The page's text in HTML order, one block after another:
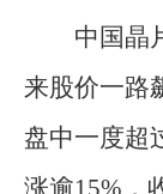
中国晶
来股价一路
盘中一度超